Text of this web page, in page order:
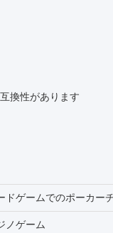
換性があります
ドゲームでのポーカー
ノゲーム